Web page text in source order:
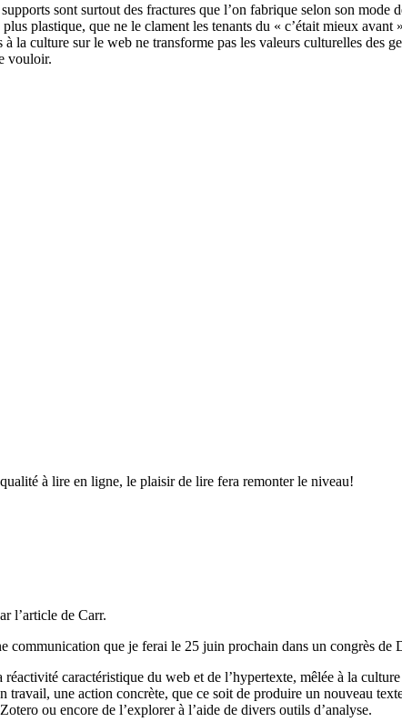
sont surtout des fractures que l’on fabrique selon son mode
plastique, que ne le clament les tenants du « c’était mieux
à la culture sur le web ne transforme pas les valeurs culturelles
vouloir.
à lire en ligne, le plaisir de lire fera remonter le niveau!
l’article de Carr.
communication que je ferai le 25 juin prochain dans un congrès
caractéristique du web et de l’hypertexte, mêlée à la
travail, une action concrète, que ce soit de produire un nouveau
ou encore de l’explorer à l’aide de divers outils d’analyse.